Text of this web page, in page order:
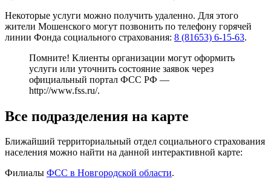
Некоторые услуги можно получить удаленно. Для этого
жители Мошенского могут позвонить по телефону горячей
линии Фонда социального страхования: 8 (81653) 6-15-63.
Помните! Клиенты организации могут оформить
услуги или уточнить состояние заявок через
официальный портал ФСС РФ —
http://www.fss.ru/.
Все подразделения на карте
Ближайший территориальный отдел социального страхования
населения можно найти на данной интерактивной карте:
Филиалы ФСС в Новгородской области.